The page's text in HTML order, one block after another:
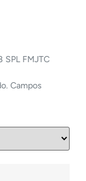
SPL FMJTC
Campos